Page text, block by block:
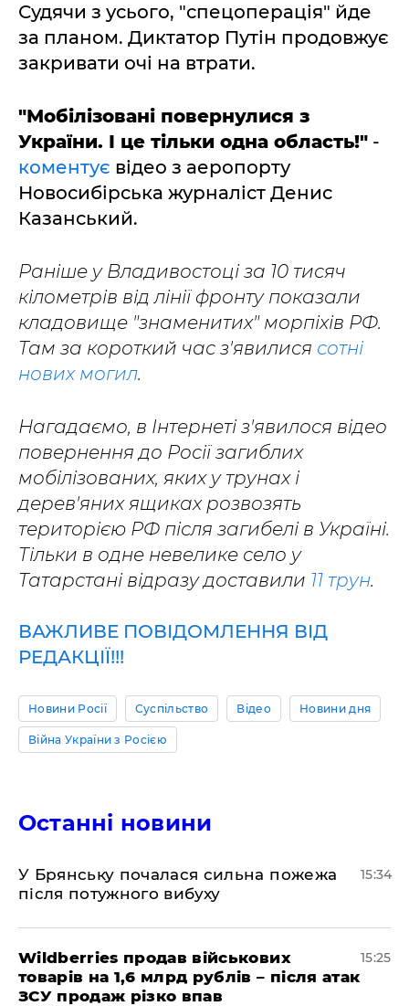
Судячи з усього, "спецоперація" йде
за планом. Диктатор Путін продовжує
закривати очі на втрати.
"Мобілізовані повернулися з
України. І це тільки одна область!" -
коментує відео з аеропорту
Новосибірська журналіст Денис
Казанський.
Раніше у Владивостоці за 10 тисяч
кілометрів від лінії фронту показали
кладовище "знаменитих" морпіхів РФ.
Там за короткий час з'явилися сотні
нових могил.
Нагадаємо, в Інтернеті з'явилося відео
повернення до Росії загиблих
мобілізованих, яких у трунах і
дерев'яних ящиках розвозять
територією РФ після загибелі в Україні.
Тільки в одне невелике село у
Татарстані відразу доставили 11 трун.
ВАЖЛИВЕ ПОВІДОМЛЕННЯ ВІД
РЕДАКЦІЇ!!!
Новини Росії Суспільство Відео Новини дня
Війна України з Росією
Останні новини
У Брянську почалася сильна пожежа
після потужного вибуху
15:34
Wildberries продав військових
товарів на 1,6 млрд рублів – після атак
ЗСУ продаж різко впав
15:25